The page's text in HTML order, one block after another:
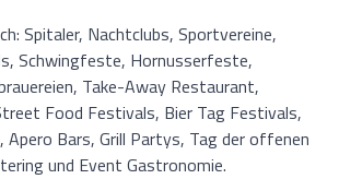
Spitaler, Nachtclubs, Sportvereine,
Schwingfeste, Hornusserfeste,
Take-Away Restaurant,
Food Festivals, Bier Tag Festivals,
Apero Bars, Grill Partys, Tag der offenen
und Event Gastronomie.